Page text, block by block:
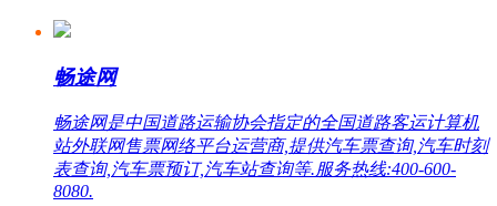
畅途网
畅途网是中国道路运输协会指定的全国道路客运计算机
站外联网售票网络平台运营商,提供汽车票查询,汽车时刻
表查询,汽车票预订,汽车站查询等.服务热线:400-600-
8080.